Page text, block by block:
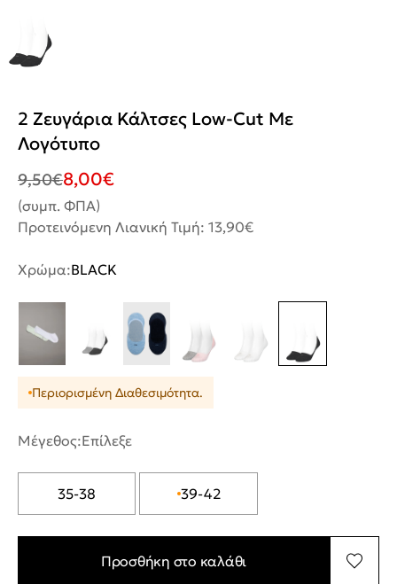
2 Ζευγάρια Κάλτσες Low-Cut Με
Λογότυπο
9,50€8,00€
(συμπ. ΦΠΑ)
Προτεινόμενη Λιανική Τιμή: 13,90€
Χρώμα:BLACK
Περιορισμένη Διαθεσιμότητα.
Μέγεθος:Επίλεξε
35-38 39-42
Προσθήκη στο καλάθι